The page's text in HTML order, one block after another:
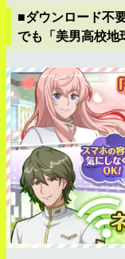
■ダウンロード不
でも「美男高校地